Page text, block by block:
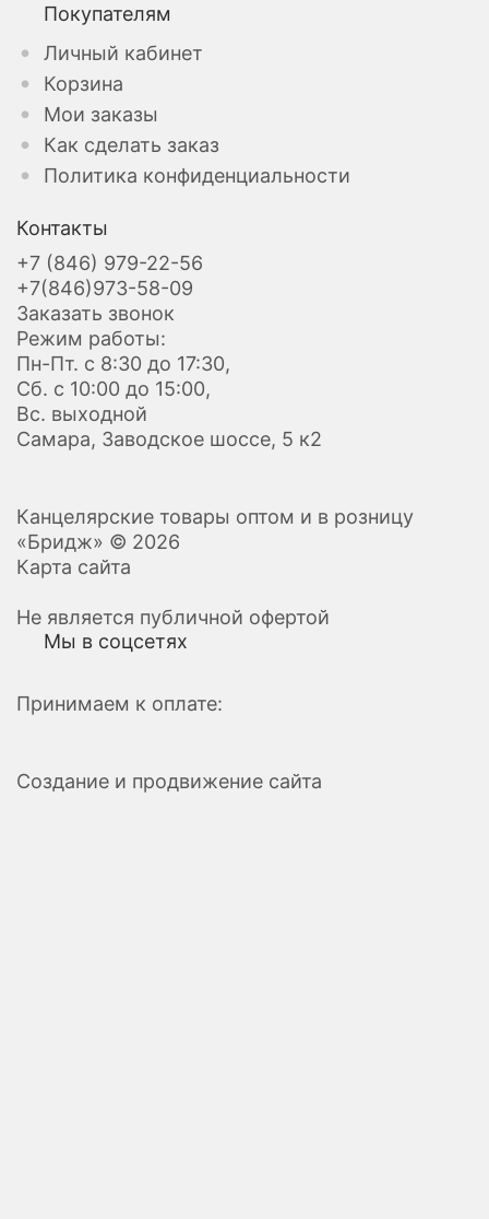
Покупателям
Личный кабинет
Корзина
Мои заказы
Как сделать заказ
Политика конфиденциальности
Контакты
+7 (846) 979-22-56
+7(846)973-58-09
Заказать звонок
Режим работы:
Пн-Пт. с 8:30 до 17:30,
Сб. с 10:00 до 15:00,
Вс. выходной
Самара, Заводское шоссе, 5 к2
Канцелярские товары оптом и в розницу
«Бридж» © 2026
Карта сайта
Не является публичной офертой
Мы в соцсетях
Принимаем к оплате:
Создание и продвижение сайта